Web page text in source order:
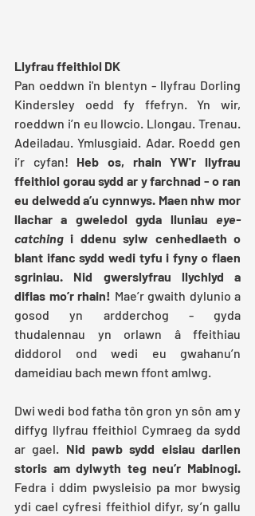
Llyfrau ffeithiol DK
Pan oeddwn i'n blentyn - llyfrau Dorling
Kindersley oedd fy ffefryn. Yn wir,
roeddwn i’n eu llowcio. Llongau. Trenau.
Adeiladau. Ymlusgiaid. Adar. Roedd gen
i’r cyfan! Heb os, rhain YW'r llyfrau
ffeithiol gorau sydd ar y farchnad - o ran
eu delwedd a’u cynnwys. Maen nhw mor
llachar a gweledol gyda lluniau eye-
catching i ddenu sylw cenhedlaeth o
blant ifanc sydd wedi tyfu i fyny o flaen
sgriniau. Nid gwerslyfrau llychlyd a
diflas mo’r rhain! Mae’r gwaith dylunio a
gosod yn ardderchog - gyda
thudalennau yn orlawn â ffeithiau
diddorol ond wedi eu gwahanu’n
dameidiau bach mewn ffont amlwg.
Dwi wedi bod fatha tôn gron yn sôn am y
diffyg llyfrau ffeithiol Cymraeg da sydd
ar gael. Nid pawb sydd eisiau darllen
storis am dylwyth teg neu’r Mabinogi.
Fedra i ddim pwysleisio pa mor bwysig
ydi cael cyfresi ffeithiol difyr, sy’n gallu